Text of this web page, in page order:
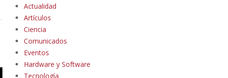
Actualidad
Artículos
Ciencia
Comunicados
Eventos
Hardware y Software
Tecnología